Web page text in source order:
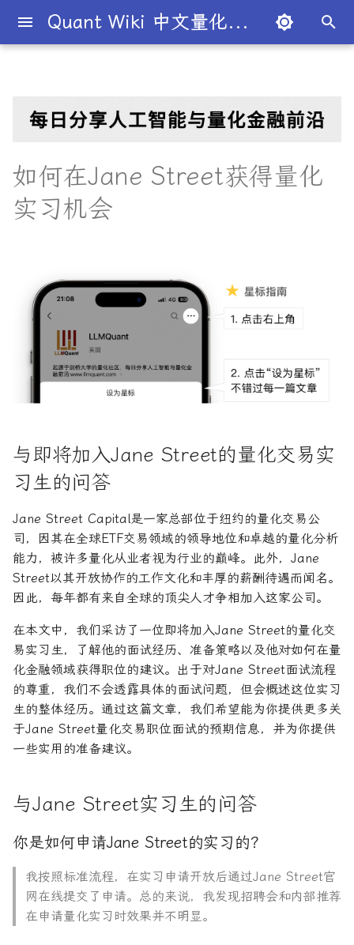
Quant Wiki 中文量化百科
化
索
关于项目
常见问题
关于LLMQuant
加入我们
知识框架
金融工具
经济指标与概念
公司与市场结构
风险与波动
概率基础 概率分布
金融衍生品
统计基础
统计检验
经典模型
期权策略
交易订单
希腊字母指标
分析工具
量化交易员带你入门
为什么有些交易策略能带
利？
如何打造"好用"的交易策略
量化术语簿
为有志于量化领域的人士
他们技能给雇主的绝佳项
夏普比率
波动率
极值理论(EVT)在VaR与
算中的应用
策略类型入门
一文解密量化策略类型
事件驱动型
实用行业入门
机构策略九个热门策略
论文清单
简介 最新研究目录
前沿技术
研报精选
研报精选目录
人工智能系列
简介 开源工具库
数据工具
学习资源
不同编程语言的量化框架
研究成果复现
统计套利型
简介
TradingAgents 多智能体
金融交易框架
InvestorBench 面向LLM
决策任务的Benchmark
ChatGPT也能做投资分析-
把手教你利用 LangChain
建股票研究框架
空"美国科技股的量化背景
创
资策略
GPT如何影响量化金融
全面科普：谷歌 Gemini
Flash 2.0 与 DeepSeek
R1、OpenAI o3-mini 的对比
OpenAI发布号称"最强大"的
GPT-4.5模型
深度解析:如何用DeepSeek-
R1对特斯拉相关新闻进行情
感分析并生成投资建议
业金融分析师
2025年AI量化论文优选41篇
2024年AI量化论文精选
2024年LLM量化论文
AI量化交易基础
ChatGPT量化实战
ChatGPT选股策略
论文速读与复现
Transformer架构详解
VQVAE模型概述
Overview 入门级书籍
编程实现类
书籍
人工智能
基础理论
简介 买方公司
大师人物
西蒙斯
Julian Robertson
公司文化深度解析
Citadel与Millennium文化
比
多管理人基金成功之道
2025年最值得关注的10家对
冲基金
大奖章基金：文艺复兴科技公
司里独一无二的赚钱机器
规模越大代表业绩越好？论对
冲基金规模与其表现的关系
量化行业与雇主类型全览
量化薪资揭秘：量化从业者赚
多少钱？
与即将加入Jane Street的量
化交易实习生的问答
与Jane Street实习生的问答
你是如何申请Jane Street
的实习的？
历筛选？
面试过程的结构是怎样的？
你是如何为面试轮次做准备
的？
建议？
你对Jane Street面试的误
解有哪些？
Overview
如何在Jane Street获得量化
实习机会
与即将加入Jane Street的量化交易实
习生的问答
Jane Street Capital是一家总部位于纽约的量化交易公
司，因其在全球ETF交易领域的领导地位和卓越的量化分析
能力，被许多量化从业者视为行业的巅峰。此外，Jane
Street以其开放协作的工作文化和丰厚的薪酬待遇而闻名。
因此，每年都有来自全球的顶尖人才争相加入这家公司。
在本文中，我们采访了一位即将加入Jane Street的量化交
易实习生，了解他的面试经历、准备策略以及他对如何在量
化金融领域获得职位的建议。出于对Jane Street面试流程
的尊重，我们不会透露具体的面试问题，但会概述这位实习
生的整体经历。通过这篇文章，我们希望能为你提供更多关
于Jane Street量化交易职位面试的预期信息，并为你提供
一些实用的准备建议。
与Jane Street实习生的问答
你是如何申请Jane Street的实习的？
我按照标准流程，在实习申请开放后通过Jane Street官
网在线提交了申请。总的来说，我发现招聘会和内部推荐
在申请量化实习时效果并不明显。